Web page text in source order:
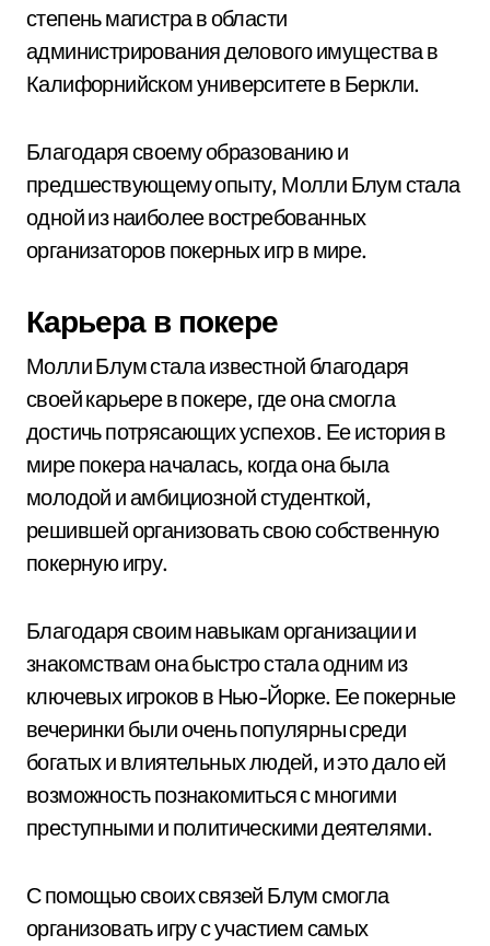
степень магистра в области
администрирования делового имущества в
Калифорнийском университете в Беркли.
Благодаря своему образованию и
предшествующему опыту, Молли Блум стала
одной из наиболее востребованных
организаторов покерных игр в мире.
Карьера в покере
Молли Блум стала известной благодаря
своей карьере в покере, где она смогла
достичь потрясающих успехов. Ее история в
мире покера началась, когда она была
молодой и амбициозной студенткой,
решившей организовать свою собственную
покерную игру.
Благодаря своим навыкам организации и
знакомствам она быстро стала одним из
ключевых игроков в Нью-Йорке. Ее покерные
вечеринки были очень популярны среди
богатых и влиятельных людей, и это дало ей
возможность познакомиться с многими
преступными и политическими деятелями.
С помощью своих связей Блум смогла
организовать игру с участием самых